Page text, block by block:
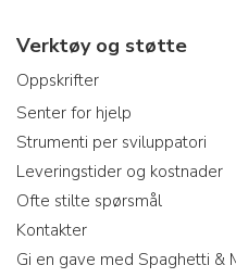
Verktøy og støtte
Oppskrifter
Senter for hjelp
Strumenti per sviluppatori
Leveringstider og kostnader
Ofte stilte spørsmål
Kontakter
Gi en gave med Spaghetti &